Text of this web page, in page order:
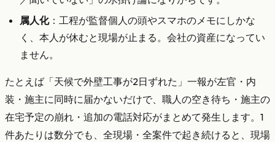
属人化：工程が監督個人の頭やスマホのメモにしかな
く、本人が休むと現場が止まる。会社の資産になってい
ません。
たとえば「天候で外壁工事が2日ずれた」一報が左官・内
装・施主に同時に届かないだけで、職人の空き待ち・施主の
在宅予定の崩れ・追加の電話対応がまとめて発生します。1
件あたりは数分でも、全現場・全案件で起き続けると、現場